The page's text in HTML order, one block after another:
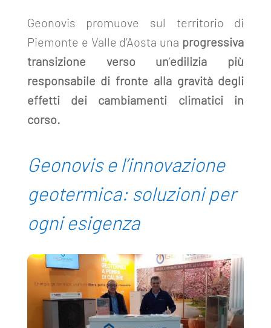
Geonovis promuove sul territorio di
Piemonte e Valle d’Aosta una progressiva
transizione verso un’edilizia più
responsabile di fronte alla gravità degli
effetti dei cambiamenti climatici in
corso.
Geonovis e l’innovazione
geotermica: soluzioni per
ogni esigenza